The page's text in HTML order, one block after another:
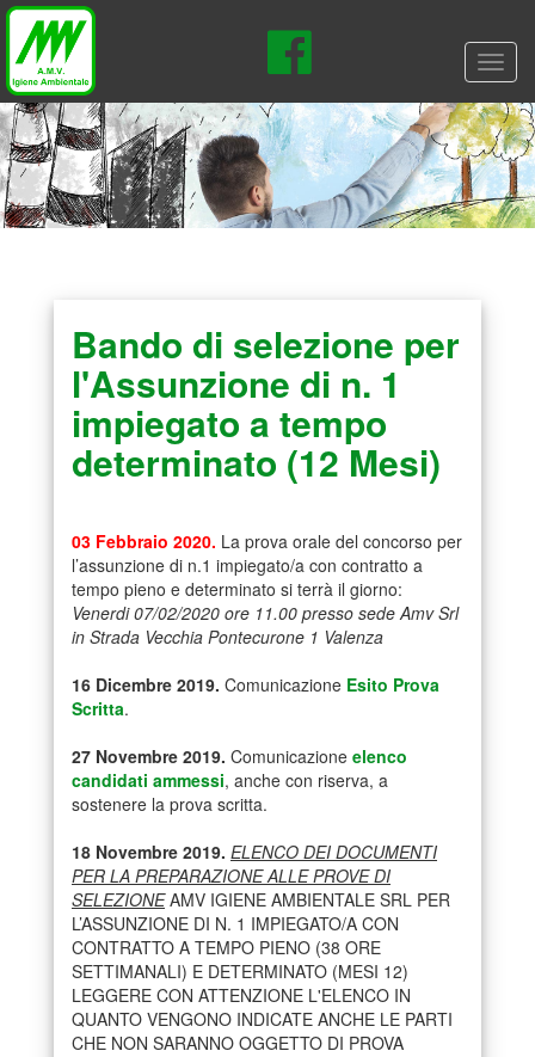
Bando di selezione per
l'Assunzione di n. 1
impiegato a tempo
determinato (12 Mesi)
03 Febbraio 2020. La prova orale del concorso per
l’assunzione di n.1 impiegato/a con contratto a
tempo pieno e determinato si terrà il giorno:
Venerdi 07/02/2020 ore 11.00 presso sede Amv Srl
in Strada Vecchia Pontecurone 1 Valenza
16 Dicembre 2019. Comunicazione Esito Prova
Scritta.
27 Novembre 2019. Comunicazione elenco
candidati ammessi, anche con riserva, a
sostenere la prova scritta.
18 Novembre 2019. ELENCO DEI DOCUMENTI
PER LA PREPARAZIONE ALLE PROVE DI
SELEZIONEAMV IGIENE AMBIENTALE SRL PER
L’ASSUNZIONE DI N. 1 IMPIEGATO/A CON
CONTRATTO A TEMPO PIENO (38 ORE
SETTIMANALI) E DETERMINATO (MESI 12)
LEGGERE CON ATTENZIONE L'ELENCO IN
QUANTO VENGONO INDICATE ANCHE LE PARTI
CHE NON SARANNO OGGETTO DI PROVA